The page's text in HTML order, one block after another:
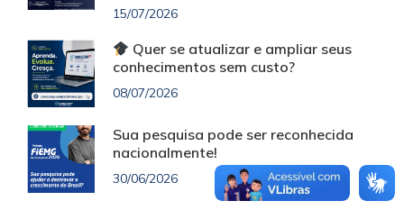
15/07/2026
Quer se atualizar e ampliar seus
conhecimentos sem custo?
08/07/2026
Sua pesquisa pode ser reconhecida
nacionalmente!
30/06/2026